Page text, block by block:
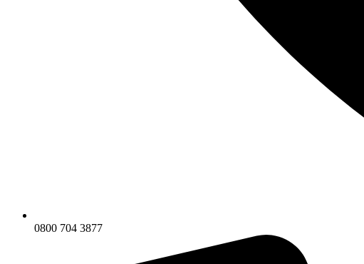
0800 704 3877